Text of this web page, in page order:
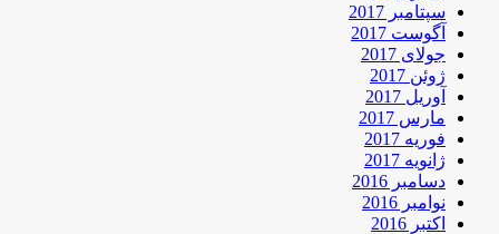
سپتامبر 2017
آگوست 2017
جولای 2017
ژوئن 2017
آوریل 2017
مارس 2017
فوریه 2017
ژانویه 2017
دسامبر 2016
نوامبر 2016
اکتبر 2016